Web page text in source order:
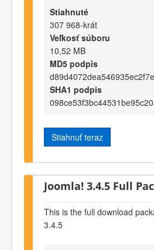
Stiahnuté
307 968-krát
Veľkosť súboru
10,52 MB
MD5 podpis
SHA1 podpis
Stiahnuť teraz
Joomla! 3.4.5 Full
This is the full download
3.4.5